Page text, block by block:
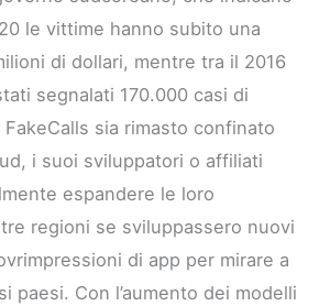
le vittime hanno subito una
di dollari, mentre tra il 2016
segnalati 170.000 casi di
sia rimasto confinato
i suoi sviluppatori o affiliati
espandere le loro
regioni se sviluppassero nuovi
di app per mirare a
paesi. Con l’aumento dei modelli